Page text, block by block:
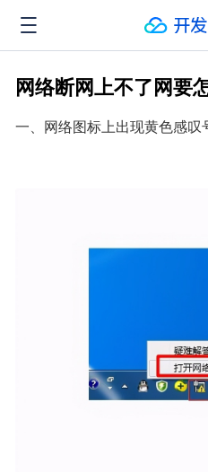
网络断网上不了网要
一、网络图标上出现黄色感叹